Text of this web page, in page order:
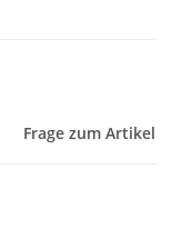
Frage zum Artikel